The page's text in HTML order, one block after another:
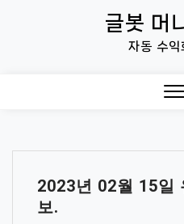
글봇 머
자동 수익
2023년 02월 15일
보.